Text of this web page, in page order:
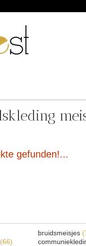
gefunden!...
(66)
bruidsmeisjes